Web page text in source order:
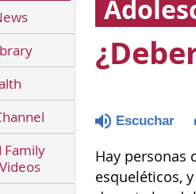
Family
Escuchar
Hay personas
esqueléticos,